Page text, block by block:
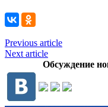
Previous article
Next article
Обсуждение